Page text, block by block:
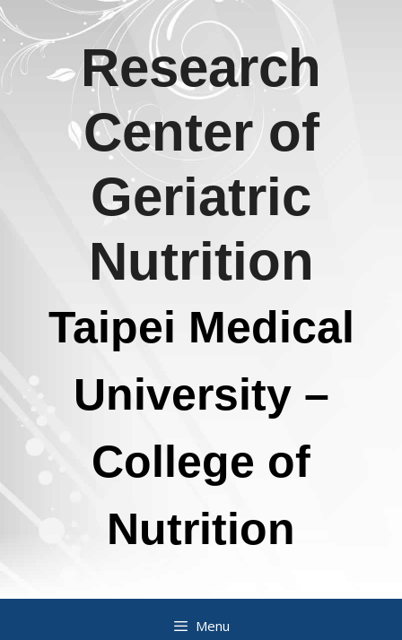
Skip
to
content
Research
Center of
Geriatric
Nutrition
Taipei Medical
University –
College of
Nutrition
Menu